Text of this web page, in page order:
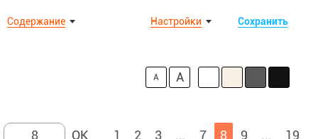
Содержание Сохранить
Настройки
A A
1 2 3 ... 7 8 9 ... 19